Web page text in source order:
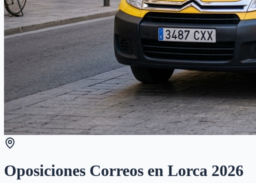
Oposiciones Correos en Lorca 2026